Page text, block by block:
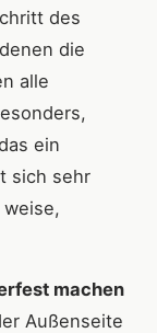
des
die
alle
ein
sich sehr
machen
Außenseite